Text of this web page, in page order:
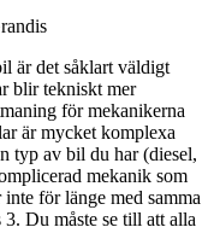
är det såklart väldigt
blir tekniskt mer
för mekanikerna
är mycket komplexa
typ av bil du har (diesel,
mekanik som
för länge med samma
Du måste se till att alla